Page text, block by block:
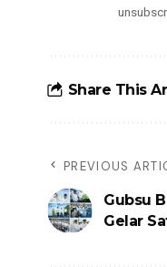
Share This
PREVIOUS
Gubsu
Gelar